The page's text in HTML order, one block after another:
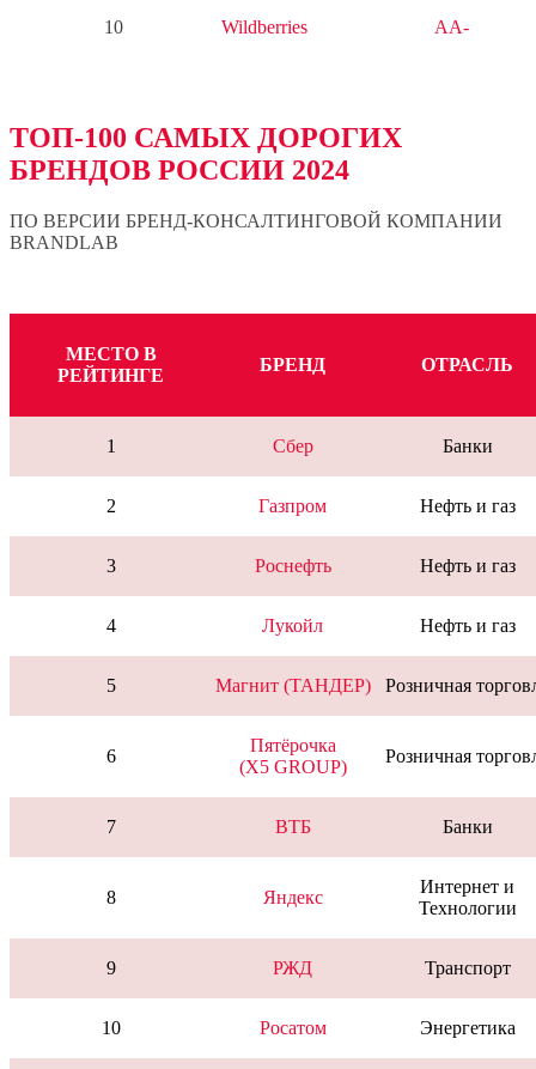
10 Wildberries AA-
ТОП-100 САМЫХ ДОРОГИХ
БРЕНДОВ РОССИИ 2024
ПО ВЕРСИИ БРЕНД-КОНСАЛТИНГОВОЙ КОМПАНИИ
BRANDLAB
МЕСТО В
РЕЙТИНГЕ
БРЕНД ОТРАСЛЬ
1 Сбер Банки
2 Газпром Нефть и газ
3 Роснефть Нефть и газ
4 Лукойл Нефть и газ
5 Магнит (ТАНДЕР) Розничная
6
Пятёрочка
(X5 GROUP)
Розничная
7 ВТБ Банки
8 Яндекс
Интернет и
Технологии
9 РЖД Транспорт
10 Росатом Энергетика